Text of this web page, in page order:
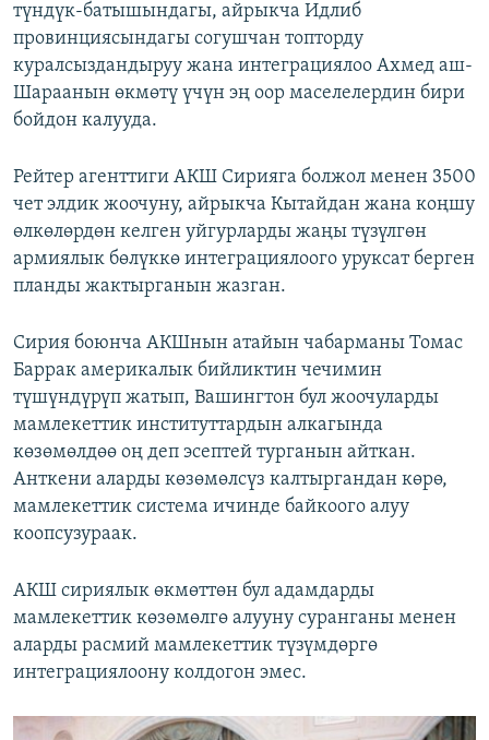
түндүк-батышындагы, айрыкча Идлиб
провинциясындагы согушчан топторду
куралсыздандыруу жана интеграциялоо Ахмед аш-
Шараанын өкмөтү үчүн эң оор маселелердин бири
бойдон калууда.
Рейтер агенттиги АКШ Сирияга болжол менен 3500
чет элдик жоочуну, айрыкча Кытайдан жана коңшу
өлкөлөрдөн келген уйгурларды жаңы түзүлгөн
армиялык бөлүккө интеграциялоого уруксат берген
планды жактырганын жазган.
Сирия боюнча АКШнын атайын чабарманы Томас
Баррак америкалык бийликтин чечимин
түшүндүрүп жатып, Вашингтон бул жоочуларды
мамлекеттик институттардын алкагында
көзөмөлдөө оң деп эсептей турганын айткан.
Анткени аларды көзөмөлсүз калтыргандан көрө,
мамлекеттик система ичинде байкоого алуу
коопсузураак.
АКШ сириялык өкмөттөн бул адамдарды
мамлекеттик көзөмөлгө алууну суранганы менен
аларды расмий мамлекеттик түзүмдөргө
интеграциялоону колдогон эмес.